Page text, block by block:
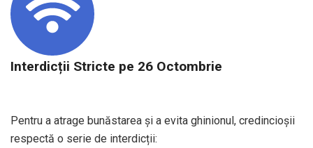
Interdicții Stricte pe 26 Octombrie
Pentru a atrage bunăstarea și a evita ghinionul, credincioșii
respectă o serie de interdicții: